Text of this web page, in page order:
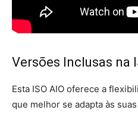
Versões Inclusas na
Esta ISO AIO oferece a
que melhor se adapta às